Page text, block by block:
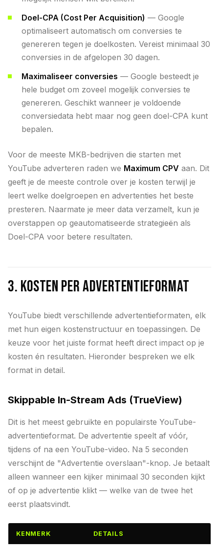
Doel-CPA (Cost Per Acquisition) — Google
optimaliseert automatisch om conversies te
genereren tegen je doelkosten. Vereist minimaal 30
conversies in de afgelopen 30 dagen.
Maximaliseer conversies — Google besteedt je
hele budget om zoveel mogelijk conversies te
genereren. Geschikt wanneer je voldoende
conversiedata hebt maar nog geen doel-CPA kunt
bepalen.
Voor de meeste MKB-bedrijven die starten met
YouTube adverteren raden we Maximum CPV aan. Dit
geeft je de meeste controle over je kosten terwijl je
leert welke doelgroepen en advertenties het beste
presteren. Naarmate je meer data verzamelt, kun je
overstappen op geautomatiseerde strategieën als
Doel-CPA voor betere resultaten.
3. Kosten per advertentieformat
YouTube biedt verschillende advertentieformaten, elk
met hun eigen kostenstructuur en toepassingen. De
keuze voor het juiste format heeft direct impact op je
kosten én resultaten. Hieronder bespreken we elk
format in detail.
Skippable In-Stream Ads (TrueView)
Dit is het meest gebruikte en populairste YouTube-
advertentieformat. De advertentie speelt af vóór,
tijdens of na een YouTube-video. Na 5 seconden
verschijnt de "Advertentie overslaan"-knop. Je betaalt
alleen wanneer een kijker minimaal 30 seconden kijkt
of op je advertentie klikt — welke van de twee het
eerst plaatsvindt.
KENMERK DETAILS